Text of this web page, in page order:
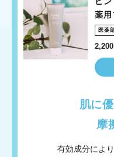
薬用
医薬
肌に
摩
有効成分によ